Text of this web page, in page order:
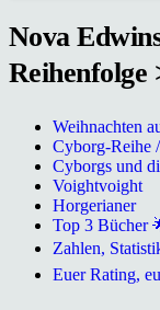
Nova
Reihenfolge
Weihnachten
Cyborg-Reihe
Cyborgs und
Voightvoight
Horgerianer
Top 3 Bücher
Zahlen,
Euer Rating,